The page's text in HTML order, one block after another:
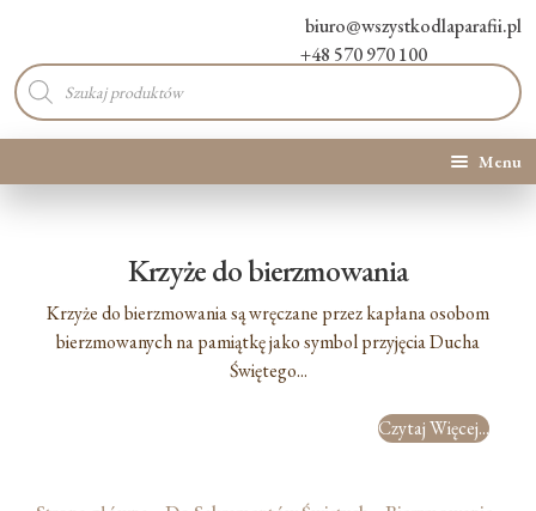
biuro@wszystkodlaparafii.pl
+48 570 970 100
Wyszukiwarka
produktów
Menu
Nowości
Krzyże do bierzmowania
Krzyże do bierzmowania są wręczane przez kapłana osobom
bierzmowanych na pamiątkę jako symbol przyjęcia Ducha
Świętego...
Czytaj Więcej...